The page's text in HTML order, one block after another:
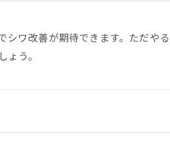
シワ改善が期待できます。ただや
う。